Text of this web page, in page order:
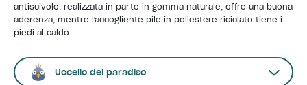
antiscivolo, realizzata in parte in gomma naturale, offre una buona
aderenza, mentre l'accogliente pile in poliestere riciclato tiene i
piedi al caldo.
Uccello del paradiso